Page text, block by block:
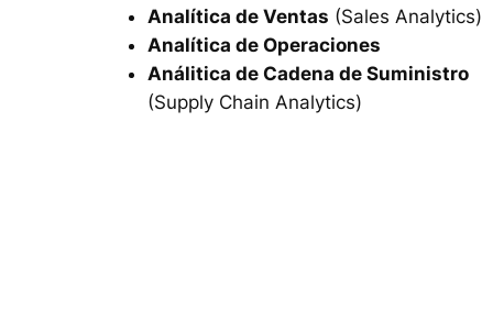
Analítica de Ventas (Sales Analytics)
Analítica de Operaciones
Análitica de Cadena de Suministro
(Supply Chain Analytics)